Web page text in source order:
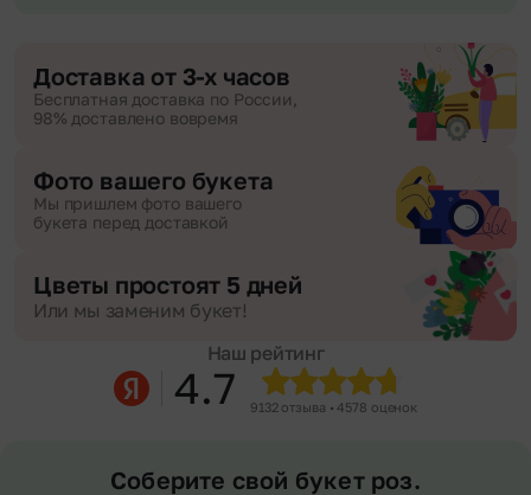
Доставка от 3-х часов
Бесплатная доставка по России,
98% доставлено вовремя
Фото вашего букета
Мы пришлем фото вашего
букета перед доставкой
Цветы простоят 5 дней
Или мы заменим букет!
Наш рейтинг
4.7 9132 отзыва • 4578 оценок
Соберите свой букет роз.